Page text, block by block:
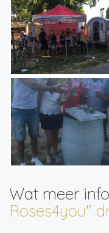
Wat meer
Roses4you"